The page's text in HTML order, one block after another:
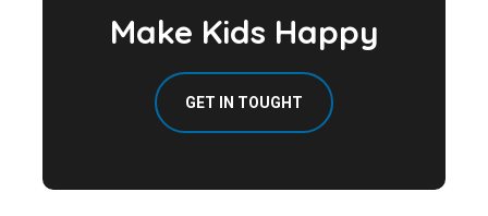
Make Kids Happy
GET IN TOUGHT